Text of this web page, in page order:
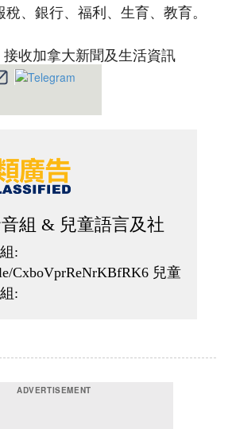
、銀行、福利、生育、教育。
收加拿大新聞及生活資訊